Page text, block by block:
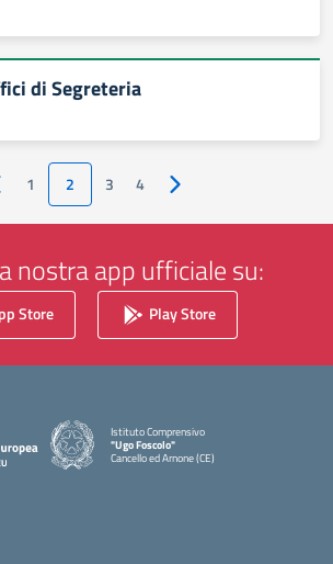
di Segreteria
precedente
1 2 3 4 Pagina successiva
nostra app ufficiale su:
Store Play Store
Istituto Comprensivo
"Ugo Foscolo"
Cancello ed Arnone (CE)